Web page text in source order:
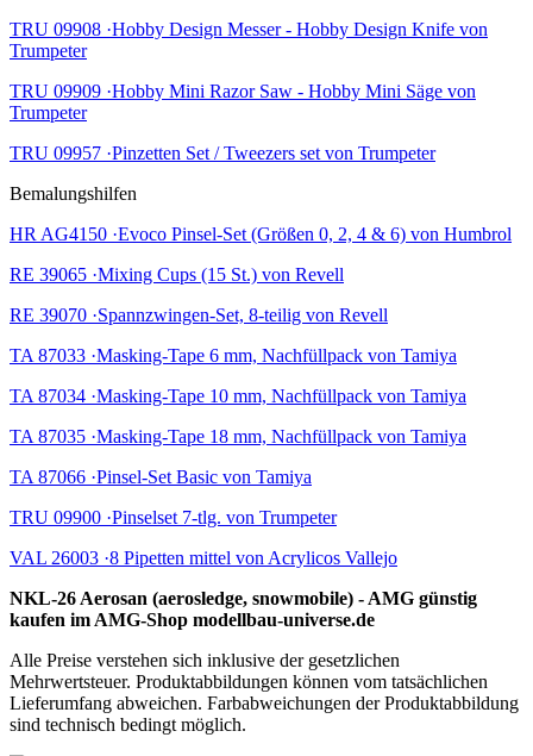
TRU 09908 ·Hobby Design Messer - Hobby Design Knife von
Trumpeter
TRU 09909 ·Hobby Mini Razor Saw - Hobby Mini Säge von
Trumpeter
TRU 09957 ·Pinzetten Set / Tweezers set von Trumpeter
Bemalungshilfen
HR AG4150 ·Evoco Pinsel-Set (Größen 0, 2, 4 & 6) von Humbrol
RE 39065 ·Mixing Cups (15 St.) von Revell
RE 39070 ·Spannzwingen-Set, 8-teilig von Revell
TA 87033 ·Masking-Tape 6 mm, Nachfüllpack von Tamiya
TA 87034 ·Masking-Tape 10 mm, Nachfüllpack von Tamiya
TA 87035 ·Masking-Tape 18 mm, Nachfüllpack von Tamiya
TA 87066 ·Pinsel-Set Basic von Tamiya
TRU 09900 ·Pinselset 7-tlg. von Trumpeter
VAL 26003 ·8 Pipetten mittel von Acrylicos Vallejo
NKL-26 Aerosan (aerosledge, snowmobile) - AMG günstig
kaufen im AMG-Shop modellbau-universe.de
Alle Preise verstehen sich inklusive der gesetzlichen
Mehrwertsteuer. Produktabbildungen können vom tatsächlichen
Lieferumfang abweichen. Farbabweichungen der Produktabbildung
sind technisch bedingt möglich.